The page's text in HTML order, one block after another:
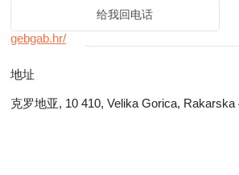
给我回电话
gebgab.hr/
地址
克罗地亚, 10 410, Velika Gorica, Rakarska